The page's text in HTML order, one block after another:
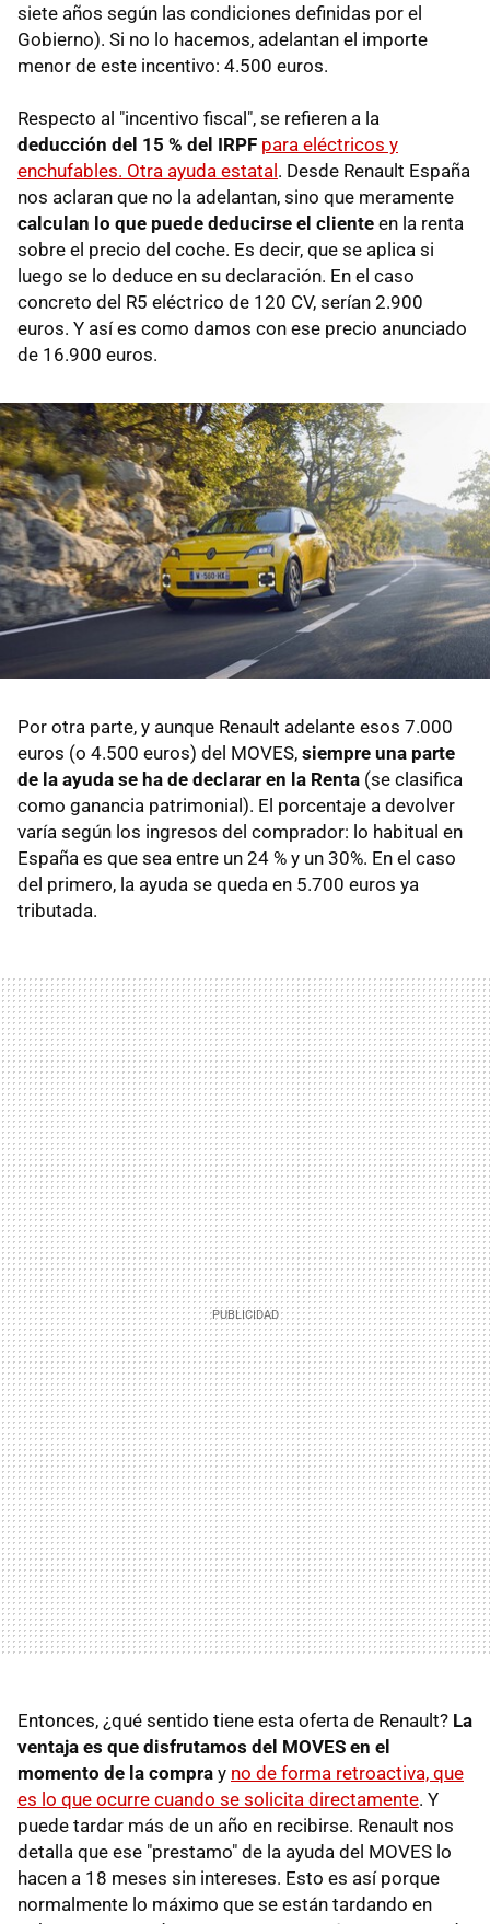
siete años según las condiciones definidas por el
Gobierno). Si no lo hacemos, adelantan el importe
menor de este incentivo: 4.500 euros.
Respecto al "incentivo fiscal", se refieren a la
deducción del 15 % del IRPF para eléctricos y
enchufables. Otra ayuda estatal. Desde Renault España
nos aclaran que no la adelantan, sino que meramente
calculan lo que puede deducirse el cliente en la renta
sobre el precio del coche. Es decir, que se aplica si
luego se lo deduce en su declaración. En el caso
concreto del R5 eléctrico de 120 CV, serían 2.900
euros. Y así es como damos con ese precio anunciado
de 16.900 euros.
Por otra parte, y aunque Renault adelante esos 7.000
euros (o 4.500 euros) del MOVES, siempre una parte
de la ayuda se ha de declarar en la Renta (se clasifica
como ganancia patrimonial). El porcentaje a devolver
varía según los ingresos del comprador: lo habitual en
España es que sea entre un 24 % y un 30%. En el caso
del primero, la ayuda se queda en 5.700 euros ya
tributada.
Entonces, ¿qué sentido tiene esta oferta de Renault? La
ventaja es que disfrutamos del MOVES en el
momento de la compra y no de forma retroactiva, que
es lo que ocurre cuando se solicita directamente. Y
puede tardar más de un año en recibirse. Renault nos
detalla que ese "prestamo" de la ayuda del MOVES lo
hacen a 18 meses sin intereses. Esto es así porque
normalmente lo máximo que se están tardando en